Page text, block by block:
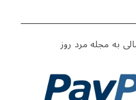
به مجله مرد روز